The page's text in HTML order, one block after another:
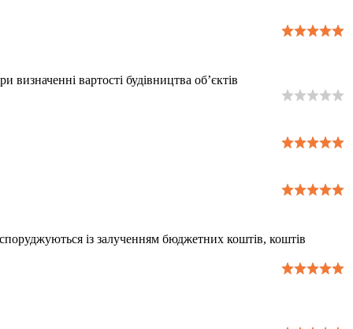
вартості будівництва об’єктів
із залученням бюджетних коштів, коштів